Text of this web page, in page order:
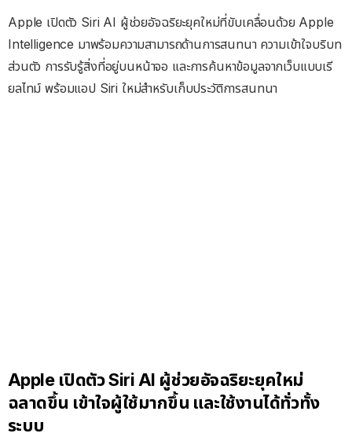
Apple เปิดตัว Siri AI ผู้ช่วยอัจฉริยะยุคใหม่ที่ขับเคลื่อนด้วย Apple
Intelligence มาพร้อมความสามารถด้านการสนทนา ความเข้าใจบริบท
ส่วนตัว การรับรู้สิ่งที่อยู่บนหน้าจอ และการค้นหาข้อมูลจากเว็บแบบเรี
ยลไทม์ พร้อมแอป Siri ใหม่สำหรับเก็บประวัติการสนทนา
Apple เปิดตัว Siri AI ผู้ช่วยอัจฉริยะยุคใหม่
ฉลาดขึ้น เข้าใจผู้ใช้มากขึ้น และใช้งานได้ทั่วทั้ง
ระบบ